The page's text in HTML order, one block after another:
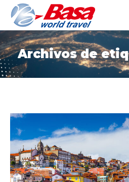
Archivos de